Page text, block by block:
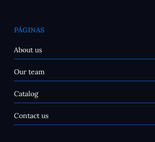
PÁGINAS
About us
Our team
Catalog
Contact us